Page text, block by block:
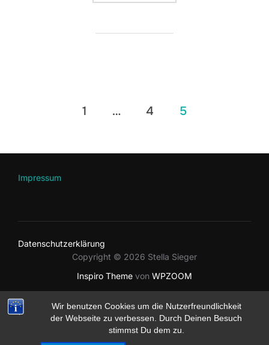
Wir benutzen Cookies um die Nutzerfreundlichkeit
der Webseite zu verbessen. Durch Deinen Besuch
stimmst Du dem zu.
Beitragsnavigation
1 … 4 5
Impressum
Datenschutzerklärung
Copyright © 2026 Stella Sieger
Inspiro Theme von WPZOOM